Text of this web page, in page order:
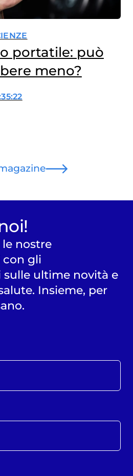
portatile: può
meno?
nostre
con gli
ultime novità e
Insieme, per